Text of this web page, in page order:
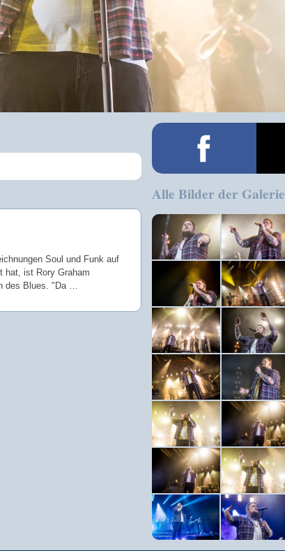
Soul und Funk auf
hat, ist Rory Graham
des Blues. "Da …
Alle Bilder der Galerie